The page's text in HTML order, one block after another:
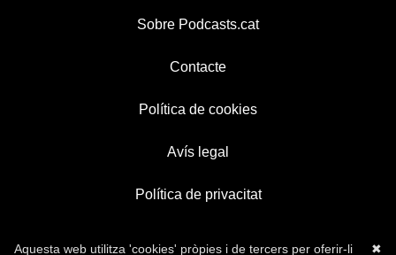
Sobre Podcasts.cat
Contacte
Política de cookies
Avís legal
Política de privacitat
✖
Aquesta web utilitza 'cookies' pròpies i de tercers per oferir-li